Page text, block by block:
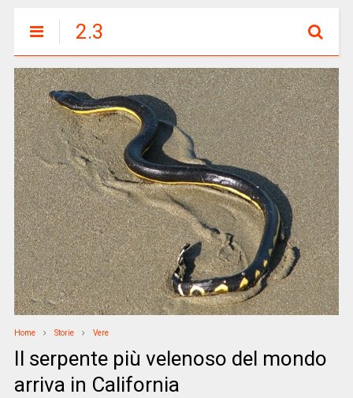
2.3
Home Storie Vere
Il serpente più velenoso del mondo
arriva in California